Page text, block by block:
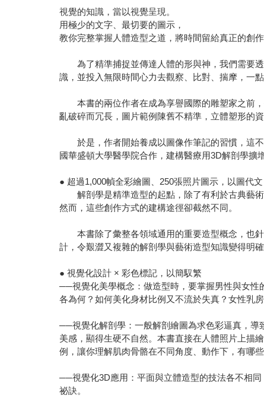
視覺的知識，當以視覺呈現。
用極少的文字、最切要的圖示，
教你完整掌握人體造型之道，將時間留給真正的創作
為了精準捕捉並傳達人體的形與神，我們需要透
識，並投入無限時間心力去觀察、比對、揣摩，一
本書的兩位作者在成為享譽國際的雕塑家之前，
亂破碎而冗長，圖片範例陳舊不精準，立體塑形的
於是，作者開始養成以圖像作筆記的習慣，這不
國華盛頓大學醫學院合作，建構醫療用3D解剖學擴
● 超過1,000幀全彩繪圖、250張照片圖示，以圖代文
解剖學是精準造型的起點，除了有利於古典藝術
然而，這些創作方式的建構途徑卻截然不同。
本書除了彙整各領域通用的重要造型概念，也針
計，令艱澀又複雜的解剖學與藝術造型知識變得明確
● 視覺化設計 × 彩色標記，以簡馭繁
──視覺化美學概念：做造型時，要掌握男性與女性
各為何？如何美化身材比例又不流於失真？女性乳
──視覺化解剖學：一般解剖繪圖為求色彩逼真，導
美感，顯得生硬不自然。本書直接在人體照片上描
例，讓你理解肌肉骨骼在不同角度、動作下，有哪
──視覺化3D應用：平面與立體造型的技法各不相
祕訣。